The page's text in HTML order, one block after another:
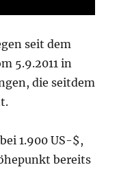
seit dem
5.9.2011 in
die seitdem
1.900 US-$,
bereits